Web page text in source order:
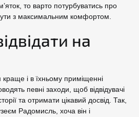
то варто потурбуватись про
з максимальним комфортом.
на
краще і в їхньому приміщенні
певні заходи, щоб відвідувачі
та отримати цікавий досвід. Так,
Радомисль, хоча він і